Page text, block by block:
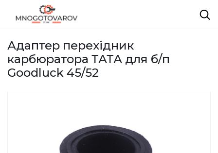
Адаптер перехідник
карбюратора ТАТА для б/п
Goodluck 45/52